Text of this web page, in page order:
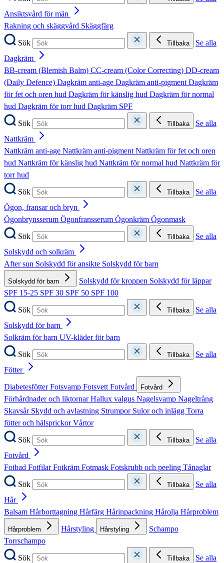
Ansiktsvård för män
Rakning och skäggvård Skäggfärg
Sök
Tillbaka
Se alla
Dagkräm
BB-cream (Blemish Balm) CC-cream (Color Correcting) DD-cream
(Daily Defence) Dagkräm anti-age Dagkräm anti-pigmentDagkräm
för fet och oren hud Dagkräm för känslig hud Dagkräm för normal
hud Dagkräm för torr hud Dagkräm SPF
Sök
Tillbaka
Se alla
Nattkräm
Nattkräm anti-age Nattkräm anti-pigmentNattkräm för fet och oren
hud Nattkräm för känslig hud Nattkräm för normal hud Nattkräm för
torr hud
Sök
Tillbaka
Se alla
Ögon, fransar och bryn
Ögonbrynsserum Ögonfransserum Ögonkräm Ögonmask
Sök
Tillbaka
Se alla
Solskydd och solkräm
After sun Solskydd för ansikte Solskydd för barn
Solskydd för barn Solskydd för kroppen Solskydd för läppar
SPF 15-25 SPF 30 SPF 50 SPF 100
Sök
Tillbaka
Se alla
Solskydd för barn
Solkräm för barn UV-kläder för barn
Sök
Tillbaka
Se alla
Fötter
DiabetesfötterFotsvamp FotsvettFotvård Fotvård
Förhårdnader och liktornarHallux valgus Nagelsvamp Nageltrång
Skavsår Skydd och avlastning Strumpor Sulor och inlägg Torra
fötter och hälsprickorVårtor
Sök
Tillbaka
Se alla
Fotvård
Fotbad FotfilarFotkräm Fotmask Fotskrubb och peeling Tånaglar
Sök
Tillbaka
Se alla
Hår
Balsam Hårborttagning Hårfärg Hårinpackning Hårolja Hårproblem
Hårproblem Hårstyling Hårstyling
Schampo
Torrschampo
Sök
Tillbaka
Se alla